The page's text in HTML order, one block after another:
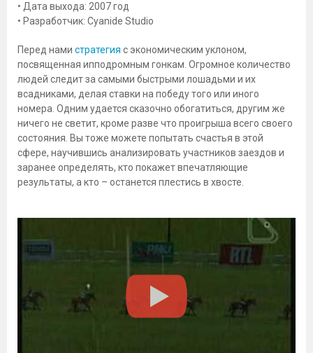
• Дата выхода: 2007 год
• Разработчик: Cyanide Studio
Перед нами стратегия с экономическим уклоном,
посвященная ипподромным гонкам. Огромное количество
людей следит за самыми быстрыми лошадьми и их
всадниками, делая ставки на победу того или иного
номера. Одним удается сказочно обогатиться, другим же
ничего не светит, кроме разве что проигрыша всего своего
состояния. Вы тоже можете попытать счастья в этой
сфере, научившись анализировать участников заездов и
заранее определять, кто покажет впечатляющие
результаты, а кто – останется плестись в хвосте.